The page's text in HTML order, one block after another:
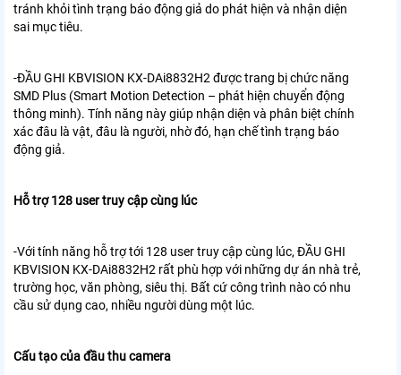
tránh khỏi tình trạng báo động giả do phát hiện và nhận diện
sai mục tiêu.
-ĐẦU GHI KBVISION KX-DAi8832H2 được trang bị chức năng
SMD Plus (Smart Motion Detection – phát hiện chuyển động
thông minh). Tính năng này giúp nhận diện và phân biệt chính
xác đâu là vật, đâu là người, nhờ đó, hạn chế tình trạng báo
động giả.
Hỗ trợ 128 user truy cập cùng lúc
-Với tính năng hỗ trợ tới 128 user truy cập cùng lúc, ĐẦU GHI
KBVISION KX-DAi8832H2 rất phù hợp với những dự án nhà trẻ,
trường học, văn phòng, siêu thị. Bất cứ công trình nào có nhu
cầu sử dụng cao, nhiều người dùng một lúc.
Cấu tạo của đầu thu camera